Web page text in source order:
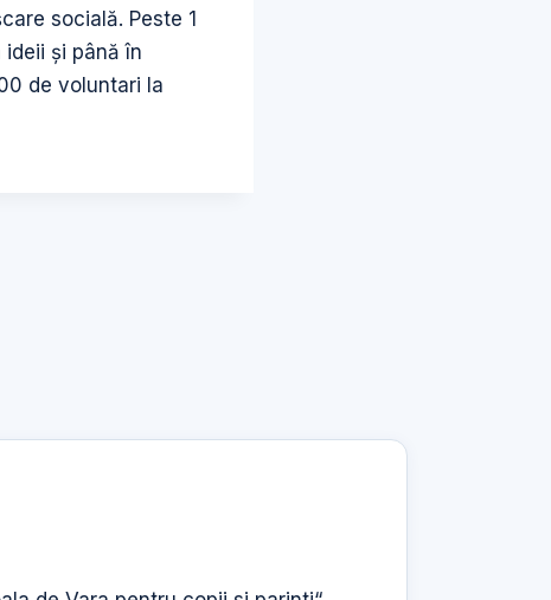
socială. Peste 1
şi până în
de voluntari la